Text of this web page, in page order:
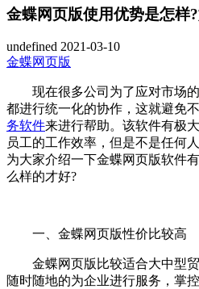
金蝶网页版使用优势是怎样
undefined 2021-03-10
金蝶网页版
现在很多公司为了应对市场的
都进行统一化的协作，这就避免
务软件来进行帮助。该软件有极
员工的工作效率，但是不是任何
为大家介绍一下金蝶网页版软件
么样的才好?
一、金蝶网页版性价比较高
金蝶网页版比较适合大中型贸
随时随地的为企业进行服务，掌